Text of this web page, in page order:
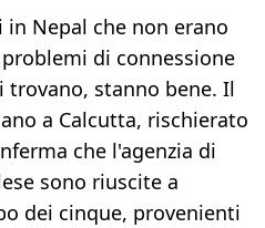
Nepal che non erano
di connessione
trovano, stanno bene. Il
a Calcutta, rischierato
che l'agenzia di
sono riuscite a
dei cinque, provenienti